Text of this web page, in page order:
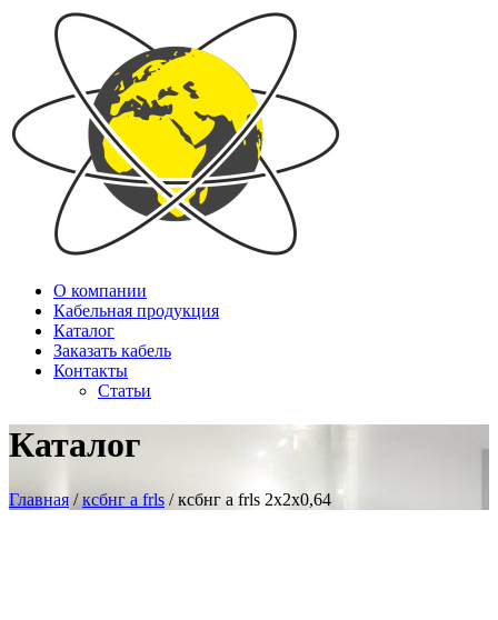
О компании
Кабельная продукция
Каталог
Заказать кабель
Контакты
Статьи
Каталог
Главная /ксбнг а frls / ксбнг а frls 2х2х0,64